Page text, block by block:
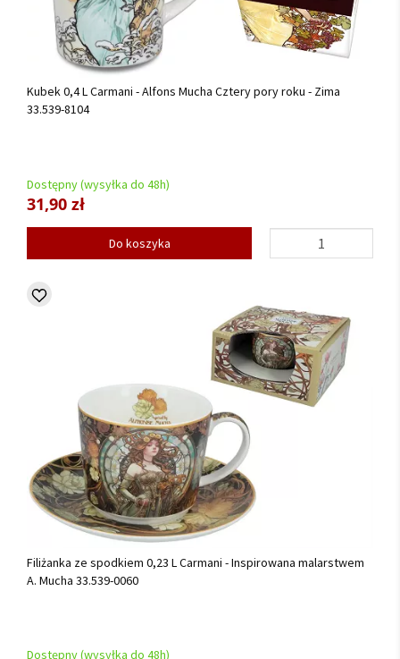
Kubek 0,4 L Carmani - Alfons Mucha Cztery pory roku - Zima
33.539-8104
Dostępny (wysyłka do 48h)
31,90 zł
Do koszyka
Filiżanka ze spodkiem 0,23 L Carmani - Inspirowana malarstwem
A. Mucha 33.539-0060
Dostępny (wysyłka do 48h)